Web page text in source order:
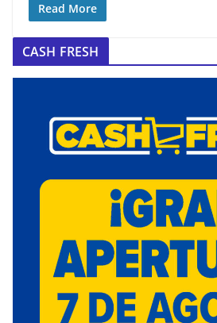
Read More
CASH FRESH